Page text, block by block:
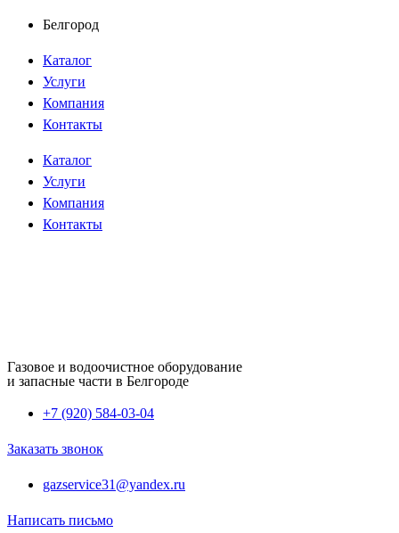
Перейти
содержимому
Белгород
Каталог
Услуги
Компания
Контакты
Каталог
Услуги
Компания
Контакты
Газовое и водоочистное оборудование
и запасные части в Белгороде
+7 (920) 584-03-04
Заказать звонок
gazservice31@yandex.ru
Написать письмо